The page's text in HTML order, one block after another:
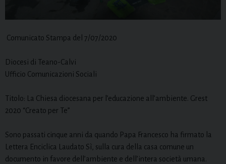
Comunicato Stampa del 7/07/2020
Diocesi di Teano-Calvi
Ufficio Comunicazioni Sociali
Titolo: La Chiesa diocesana per l’educazione all’ambiente. Grest
2020 “Creato per Te”
Sono passati cinque anni da quando Papa Francesco ha firmato la
Lettera Enciclica Laudato Sì, sulla cura della casa comune un
documento in favore dell’ambiente e dell’intera società umana.